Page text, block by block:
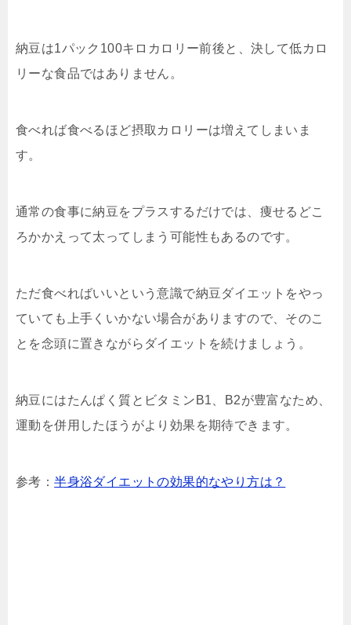
納豆は1パック100キロカロリー前後と、決して低カロ
リーな食品ではありません。
食べれば食べるほど摂取カロリーは増えてしまいま
す。
通常の食事に納豆をプラスするだけでは、痩せるどこ
ろかかえって太ってしまう可能性もあるのです。
ただ食べればいいという意識で納豆ダイエットをやっ
ていても上手くいかない場合がありますので、そのこ
とを念頭に置きながらダイエットを続けましょう。
納豆にはたんぱく質とビタミンB1、B2が豊富なため、
運動を併用したほうがより効果を期待できます。
参考：半身浴ダイエットの効果的なやり方は？